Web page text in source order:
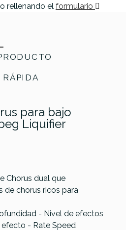
rellenando el formulario
RÁPIDA
para bajo
Liquifier
Chorus dual que
de chorus ricos para
- Nivel de efectos
efecto - Rate Speed
Laney Black
Customs
Blackheath
Ampeg
Previo